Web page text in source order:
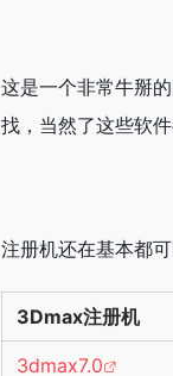
这是一个非常牛掰
找，当然了这些软
注册机还在基本都
3Dmax注册机
3dmax7.0